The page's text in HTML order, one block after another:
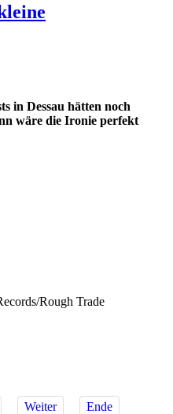
in Dessau hätten noch
wäre die Ironie perfekt
Rough Trade
Weiter Ende